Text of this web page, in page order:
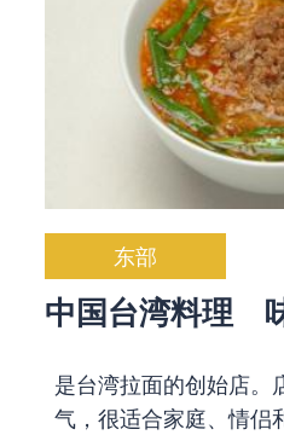
东部
中国台湾料理
是台湾拉面的创始店。
气，很适合家庭、情侣